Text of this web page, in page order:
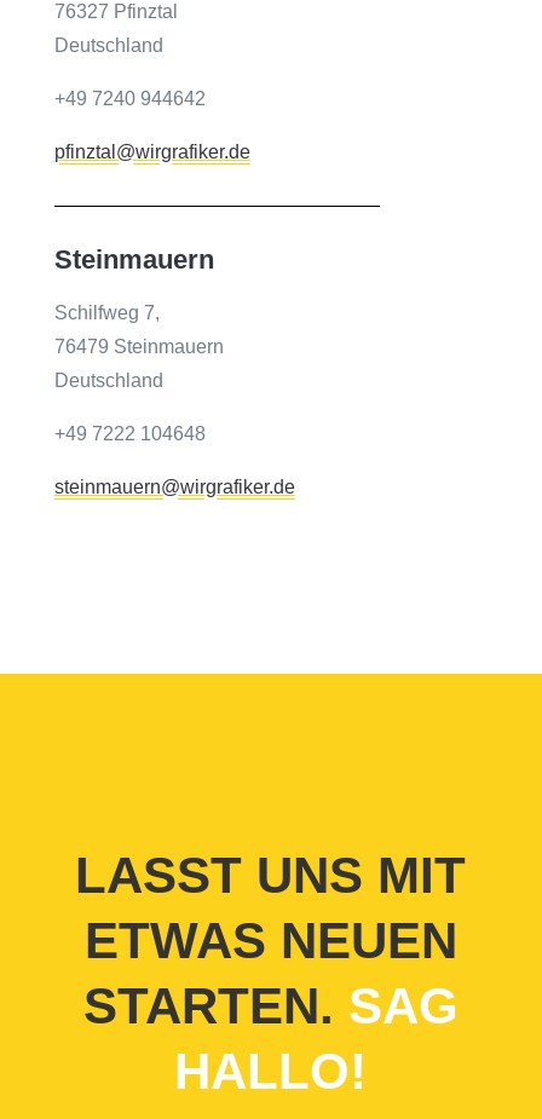
76327 Pfinztal
Deutschland
+49 7240 944642
pfinztal@wirgrafiker.de
Steinmauern
Schilfweg 7,
76479 Steinmauern
Deutschland
+49 7222 104648
steinmauern@wirgrafiker.de
LASST UNS MIT
ETWAS NEUEN
STARTEN. SAG
HALLO!